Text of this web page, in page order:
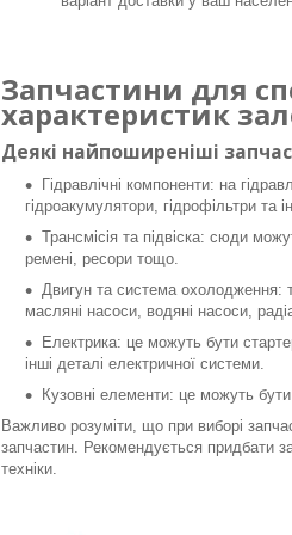
Запчастини для
характеристик
Деякі найпоширеніші
Гідравлічні компоненти: на
гідроакумулятори, гідрофільтри та
Трансмісія та підвіска: сюди
ремені, ресори тощо.
Двигун та система охолодження:
масляні насоси, водяні насоси,
Електрика: це можуть бути
інші деталі електричної системи.
Кузовні елементи: це можуть
Важливо розуміти, що при виборі
запчастин. Рекомендується придбати
техніки.